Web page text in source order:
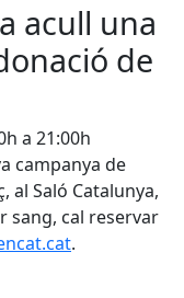
acull una
de
a 21:00h
campanya de
al Saló Catalunya,
sang, cal reservar
.